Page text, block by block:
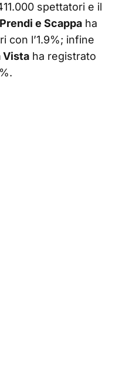
spettatori e il
e Scappa ha
con l’1.9%; infine
Vista ha registrato